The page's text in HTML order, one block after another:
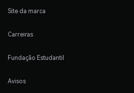
Site da marca
Carreiras
Fundação Estudantil
Avisos